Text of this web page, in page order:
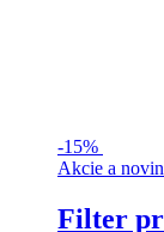
-15%
Akcie a
Filter